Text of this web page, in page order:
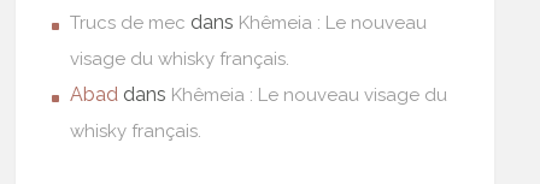
Trucs de mec dans Khêmeia : Le nouveau
visage du whisky français.
Abad dans Khêmeia : Le nouveau visage du
whisky français.